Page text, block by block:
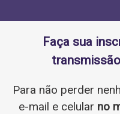
Faça sua
transmissão
Para não perder
e-mail e celular no